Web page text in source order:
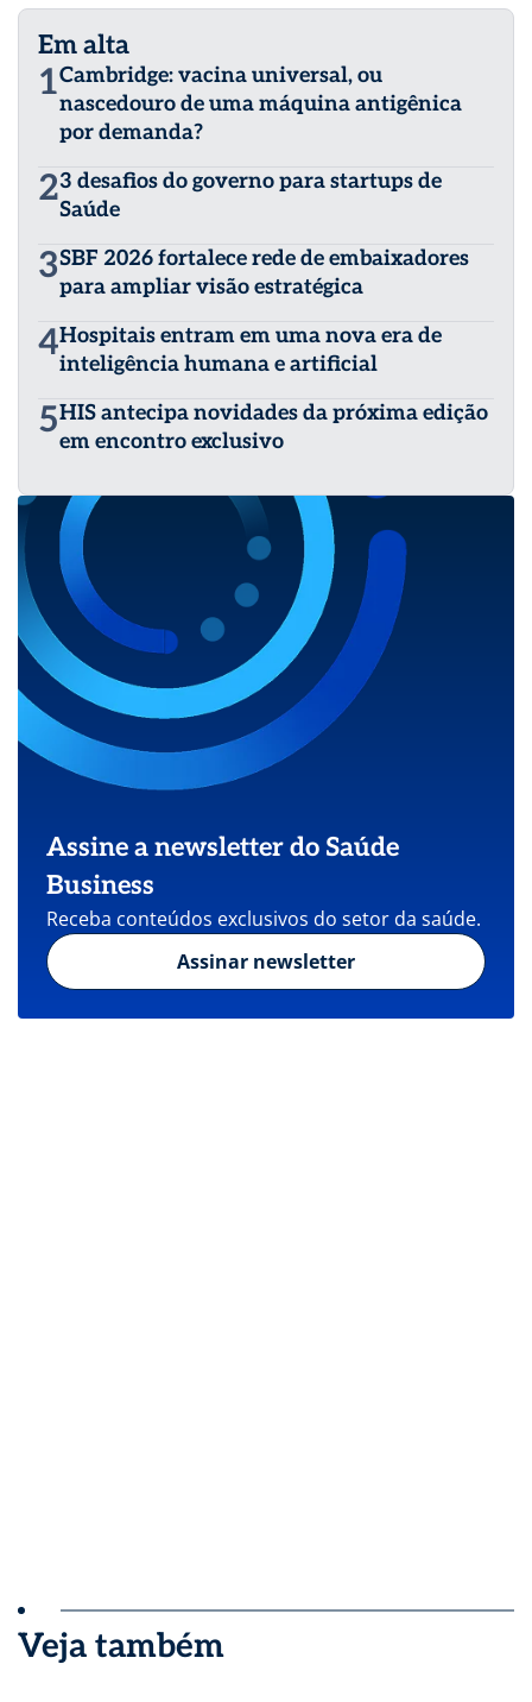
Em alta
1Cambridge: vacina universal, ou
nascedouro de uma máquina antigênica
por demanda?
23 desafios do governo para startups de
Saúde
3SBF 2026 fortalece rede de embaixadores
para ampliar visão estratégica
4Hospitais entram em uma nova era de
inteligência humana e artificial
5HIS antecipa novidades da próxima edição
em encontro exclusivo
Assine a newsletter do Saúde
Business
Receba conteúdos exclusivos do setor da saúde.
Assinar newsletter
Veja também